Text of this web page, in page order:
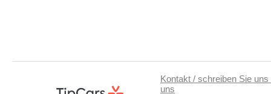
Kontakt / schreiben Sie uns
uns